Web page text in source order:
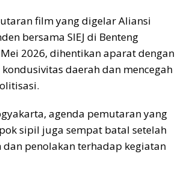
film yang digelar Aliansi
bersama SIEJ di Benteng
2026, dihentikan aparat dengan
daerah dan mencegah
agenda pemutaran yang
sipil juga sempat batal setelah
dan penolakan terhadap kegiatan